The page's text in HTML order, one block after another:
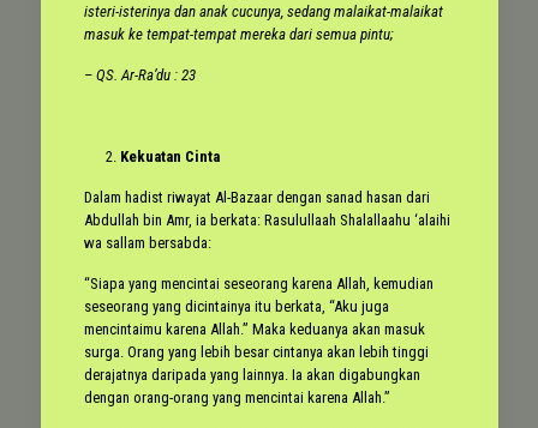
isteri-isterinya dan anak cucunya, sedang malaikat-malaikat
masuk ke tempat-tempat mereka dari semua pintu;
– QS. Ar-Ra’du : 23
Kekuatan Cinta
Dalam hadist riwayat Al-Bazaar dengan sanad hasan dari
Abdullah bin Amr, ia berkata: Rasulullaah Shalallaahu ‘alaihi
wa sallam bersabda:
“Siapa yang mencintai seseorang karena Allah, kemudian
seseorang yang dicintainya itu berkata, “Aku juga
mencintaimu karena Allah.” Maka keduanya akan masuk
surga. Orang yang lebih besar cintanya akan lebih tinggi
derajatnya daripada yang lainnya. Ia akan digabungkan
dengan orang-orang yang mencintai karena Allah.”